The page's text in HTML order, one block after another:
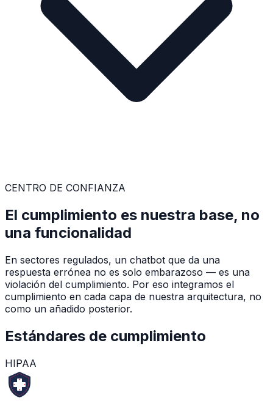
CENTRO DE CONFIANZA
El cumplimiento es nuestra base, no
una funcionalidad
En sectores regulados, un chatbot que da una
respuesta errónea no es solo embarazoso — es una
violación del cumplimiento. Por eso integramos el
cumplimiento en cada capa de nuestra arquitectura, no
como un añadido posterior.
Estándares de cumplimiento
HIPAA